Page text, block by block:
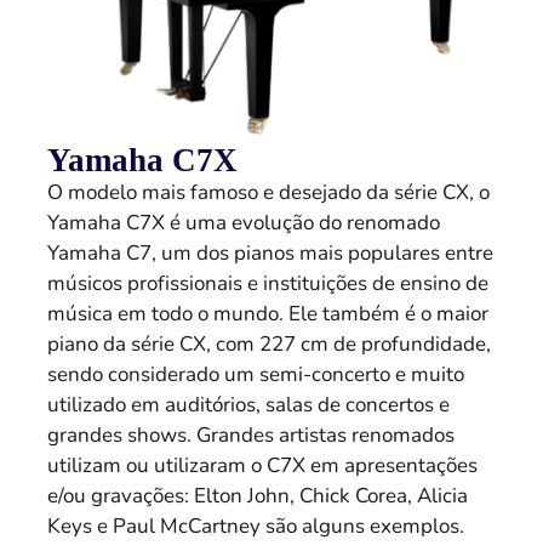
Yamaha C7X
O modelo mais famoso e desejado da série CX, o
Yamaha C7X é uma evolução do renomado
Yamaha C7, um dos pianos mais populares entre
músicos profissionais e instituições de ensino de
música em todo o mundo. Ele também é o maior
piano da série CX, com 227 cm de profundidade,
sendo considerado um semi-concerto e muito
utilizado em auditórios, salas de concertos e
grandes shows. Grandes artistas renomados
utilizam ou utilizaram o C7X em apresentações
e/ou gravações: Elton John, Chick Corea, Alicia
Keys e Paul McCartney são alguns exemplos.